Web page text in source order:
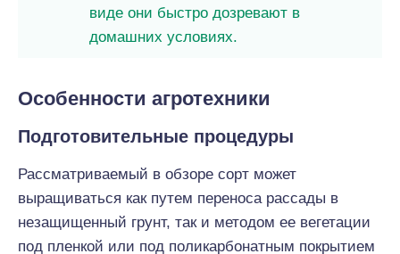
виде они быстро дозревают в
домашних условиях.
Особенности агротехники
Подготовительные процедуры
Рассматриваемый в обзоре сорт может
выращиваться как путем переноса рассады в
незащищенный грунт, так и методом ее вегетации
под пленкой или под поликарбонатным покрытием